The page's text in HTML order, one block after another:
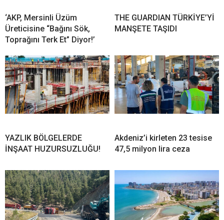
‘AKP, Mersinli Üzüm
Üreticisine “Bağını Sök,
Toprağını Terk Et” Diyor!’
THE GUARDIAN TÜRKİYE’Yİ
MANŞETE TAŞIDI
YAZLIK BÖLGELERDE
İNŞAAT HUZURSUZLUĞU!
Akdeniz’i kirleten 23 tesise
47,5 milyon lira ceza